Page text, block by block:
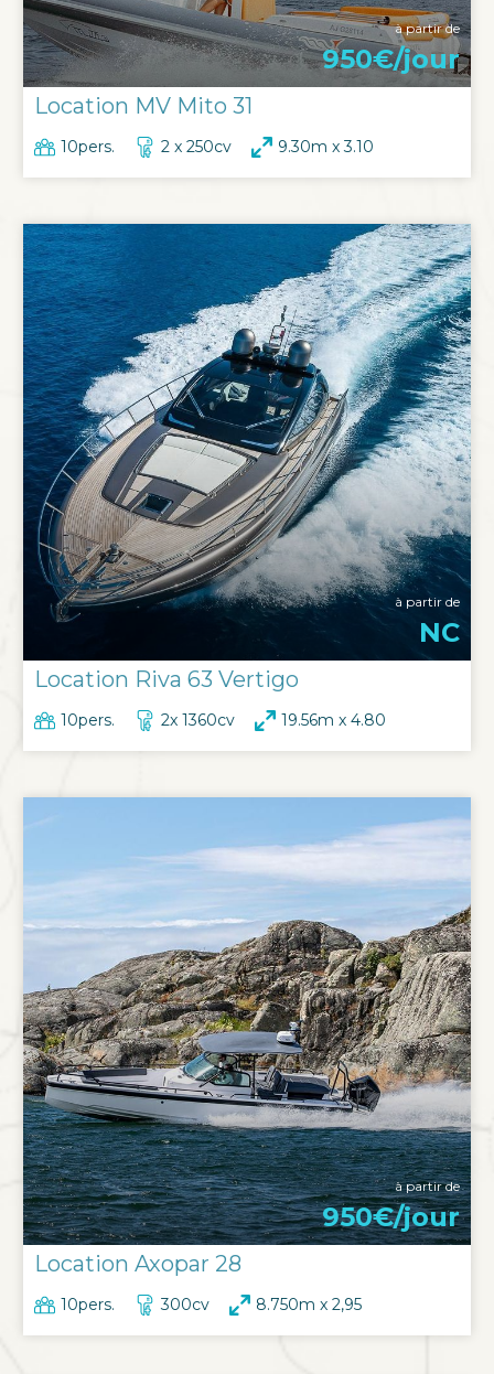
à partir de
950€/jour
Location MV Mito 31
10pers. 2 x 250cv 9.30m x 3.10
à partir de
NC
Location Riva 63 Vertigo
10pers. 2x 1360cv 19.56m x 4.80
à partir de
950€/jour
Location Axopar 28
10pers. 300cv 8.750m x 2,95